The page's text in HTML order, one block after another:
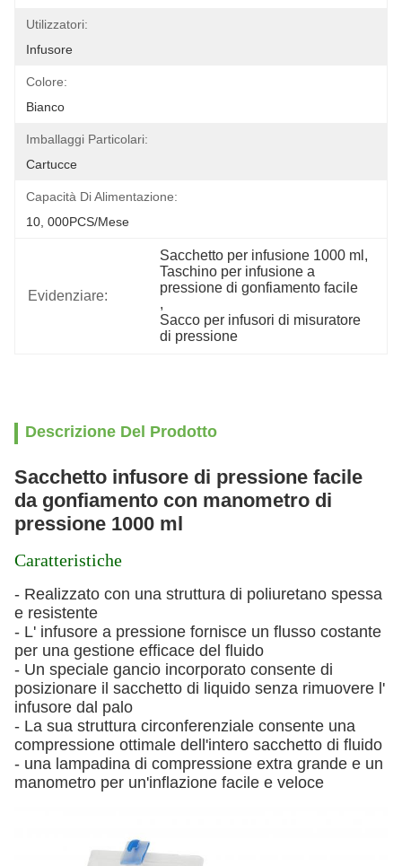
Utilizzatori:
Infusore
Colore:
Bianco
Imballaggi Particolari:
Cartucce
Capacità Di Alimentazione:
10, 000PCS/Mese
Evidenziare:
Sacchetto per infusione 1000 ml ,
Taschino per infusione a
pressione di gonfiamento facile
,
Sacco per infusori di misuratore
di pressione
Descrizione Del Prodotto
Sacchetto infusore di pressione facile
da gonfiamento con manometro di
pressione 1000 ml
Caratteristiche
- Realizzato con una struttura di poliuretano spessa
e resistente
- L' infusore a pressione fornisce un flusso costante
per una gestione efficace del fluido
- Un speciale gancio incorporato consente di
posizionare il sacchetto di liquido senza rimuovere l'
infusore dal palo
- La sua struttura circonferenziale consente una
compressione ottimale dell'intero sacchetto di fluido
- una lampadina di compressione extra grande e un
manometro per un'inflazione facile e veloce